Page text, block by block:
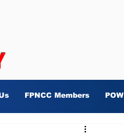
FPNCC Members POW